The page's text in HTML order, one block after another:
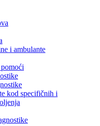
i ambulante
kod specifičnih i